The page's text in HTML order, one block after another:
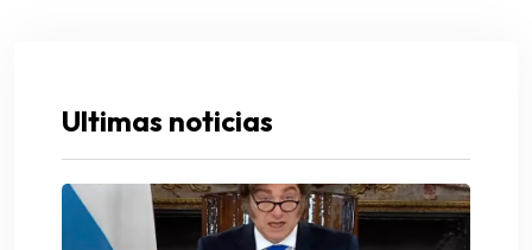
Ultimas noticias